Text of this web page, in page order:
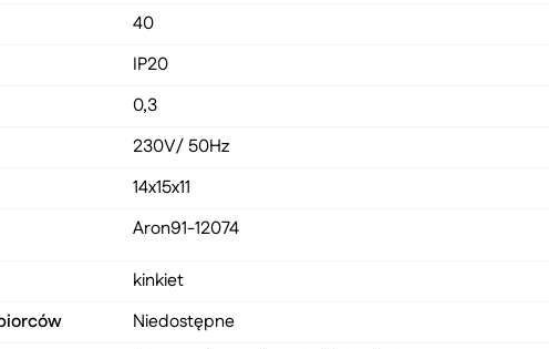
40
IP20
0,3
230V/ 50Hz
14x15x11
Aron91-12074
kinkiet
Niedostępne